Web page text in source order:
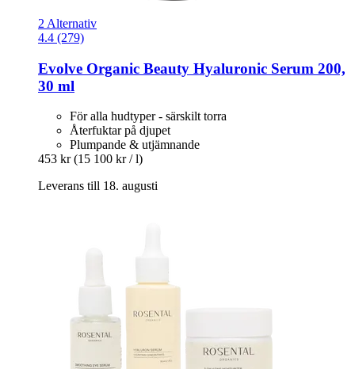
2 Alternativ
4.4 (279)
Evolve Organic Beauty Hyaluronic Serum 200,
30 ml
För alla hudtyper - särskilt torra
Återfuktar på djupet
Plumpande & utjämnande
453 kr (15 100 kr / l)
Leverans till 18. augusti